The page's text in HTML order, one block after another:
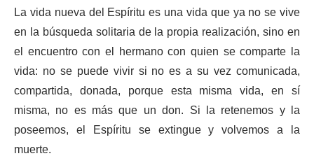
La vida nueva del Espíritu es una vida que ya no se vive
en la búsqueda solitaria de la propia realización, sino en
el encuentro con el hermano con quien se comparte la
vida: no se puede vivir si no es a su vez comunicada,
compartida, donada, porque esta misma vida, en sí
misma, no es más que un don. Si la retenemos y la
poseemos, el Espíritu se extingue y volvemos a la
muerte.